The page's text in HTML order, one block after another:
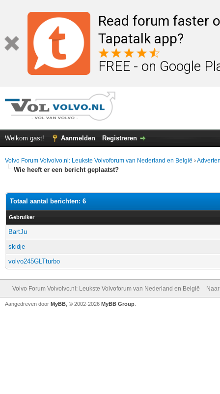
Read forum faster
Tapatalk app?
FREE - on Google
Welkom gast! Aanmelden Registreren
Volvo Forum Volvolvo.nl: Leukste Volvoforum van Nederland en België ›
Wie heeft er een bericht geplaatst?
Totaal aantal berichten: 6
Gebruiker
BartJu
skidje
volvo245GLTturbo
Volvo Forum Volvolvo.nl: Leukste Volvoforum van Nederland en België
Aangedreven door MyBB , © 2002-2026 MyBB Group